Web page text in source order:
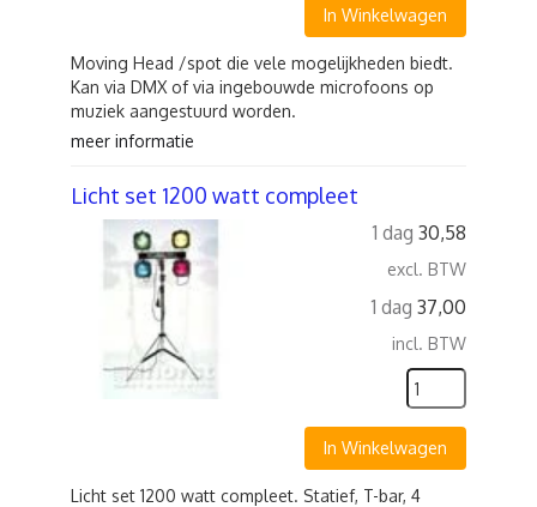
In Winkelwagen
Moving Head /spot die vele mogelijkheden biedt.
Kan via DMX of via ingebouwde microfoons op
muziek aangestuurd worden.
meer informatie
Licht set 1200 watt compleet
1 dag 30,58
excl. BTW
1 dag 37,00
incl. BTW
In Winkelwagen
Licht set 1200 watt compleet. Statief, T-bar, 4